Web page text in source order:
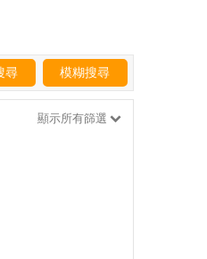
尋 模糊搜尋
顯示所有篩選